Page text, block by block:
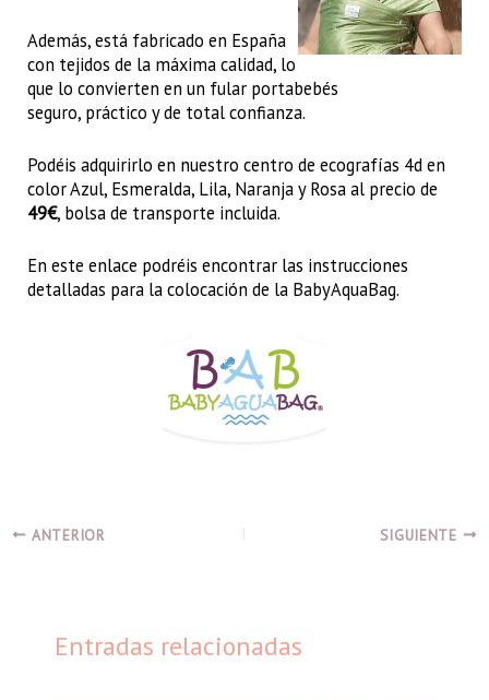
Además, está fabricado en España
con tejidos de la máxima calidad, lo
que lo convierten en un fular portabebés
seguro, práctico y de total confianza.
Podéis adquirirlo en nuestro centro de ecografías 4d en
color Azul, Esmeralda, Lila, Naranja y Rosa al precio de
49€, bolsa de transporte incluida.
En este enlace podréis encontrar las instrucciones
detalladas para la colocación de la BabyAquaBag.
ANTERIOR SIGUIENTE
Entradas relacionadas